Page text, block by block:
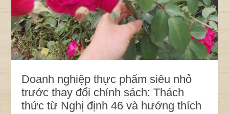
Doanh nghiệp thực phẩm siêu nhỏ
trước thay đổi chính sách: Thách
thức từ Nghị định 46 và hướng thích